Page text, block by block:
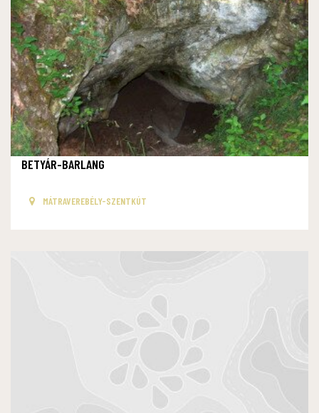
BETYÁR-BARLANG
MÁTRAVEREBÉLY-SZENTKÚT